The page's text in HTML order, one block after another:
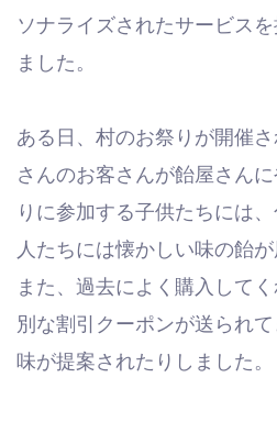
ソナライズされたサービス
ました。
ある日、村のお祭りが開催
さんのお客さんが飴屋さん
りに参加する子供たちには
人たちには懐かしい味の飴
また、過去によく購入して
別な割引クーポンが送られ
味が提案されたりしました。